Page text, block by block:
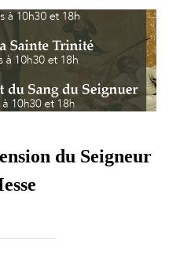
du Seigneur